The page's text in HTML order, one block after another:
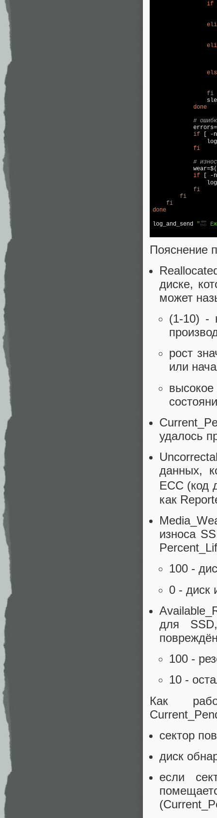
if
fi
done
#
if [ -
log
fi
#
if [ -
log
fi
fi
fi
done
log _and_send "
Пояснение
диске,
может
(1-10) -
рост
или
удалось
данных,
ECC (код
как
износа
100 -
0 - диск
для
100 -
10 -
Как
сектор
диск
если